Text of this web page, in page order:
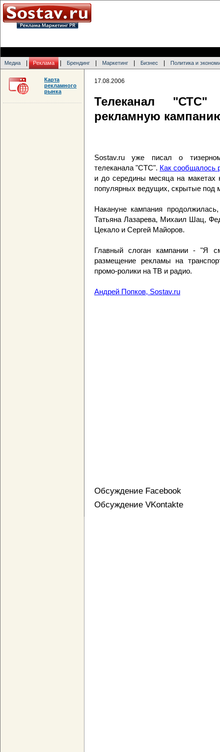
Медиа Реклама Брендинг Маркетинг Бизнес Политика и
17.08.2006
Телеканал "СТС"
рекламную
Sostav.ru уже писал о
телеканала "СТС". Как сообщалось
и до середины месяца на
популярных ведущих, скрытые под
Накануне кампания
Татьяна Лазарева, Михаил Шац,
Цекало и Сергей Майоров.
Главный слоган кампании - "Я
размещение рекламы на
промо-ролики на ТВ и радио.
Андрей Попков, Sostav.ru
Обсуждение Facebook
Обсуждение VKontakte
Карта
рекламного
рынка